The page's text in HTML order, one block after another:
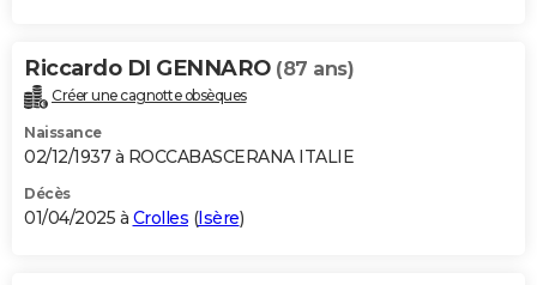
Riccardo DI GENNARO (87 ans)
Créer une cagnotte obsèques
Naissance
02/12/1937 à ROCCABASCERANA ITALIE
Décès
01/04/2025 à Crolles (Isère)